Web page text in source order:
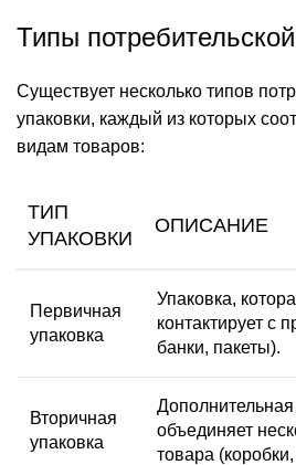
Типы
Существует несколько типов
упаковки, каждый из которых
видам товаров:
ТИП
УПАКОВКИ
ОПИСАНИЕ
Первичная
упаковка
Упаковка,
контактирует с
банки, пакеты).
Вторичная
упаковка
Дополнительная
объединяет
товара